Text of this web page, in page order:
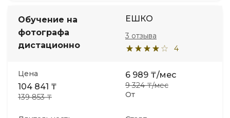
Обучение на
фотографа
дистационно
ЕШКО
4
3 отзыва
Цена
104 841 ₸
139 853 ₸ От
6 989 ₸/мес
9 324 ₸/мес